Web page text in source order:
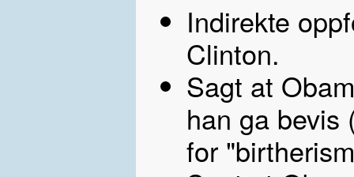
Indirekte
Clinton.
Sagt at
han ga bevis
for